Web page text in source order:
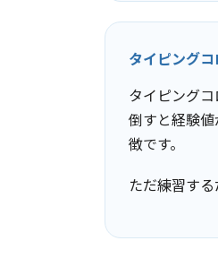
タイピングコ
タイピング
倒すと経験
徴です。
ただ練習す